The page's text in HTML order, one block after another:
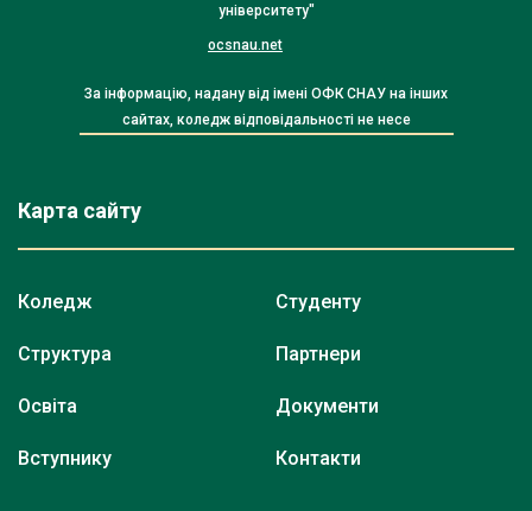
університету"
ocsnau.net
За інформацію, надану від імені ОФК СНАУ на інших
сайтах, коледж відповідальності не несе
Карта сайту
Коледж
Структура
Освіта
Вступнику
Студенту
Партнери
Документи
Контакти